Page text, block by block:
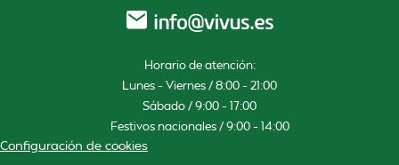
Horario de atención:
Lunes – Viernes / 8:00 – 21:00
Sábado / 9:00 – 17:00
Festivos nacionales / 9:00 – 14:00
Configuración de cookies